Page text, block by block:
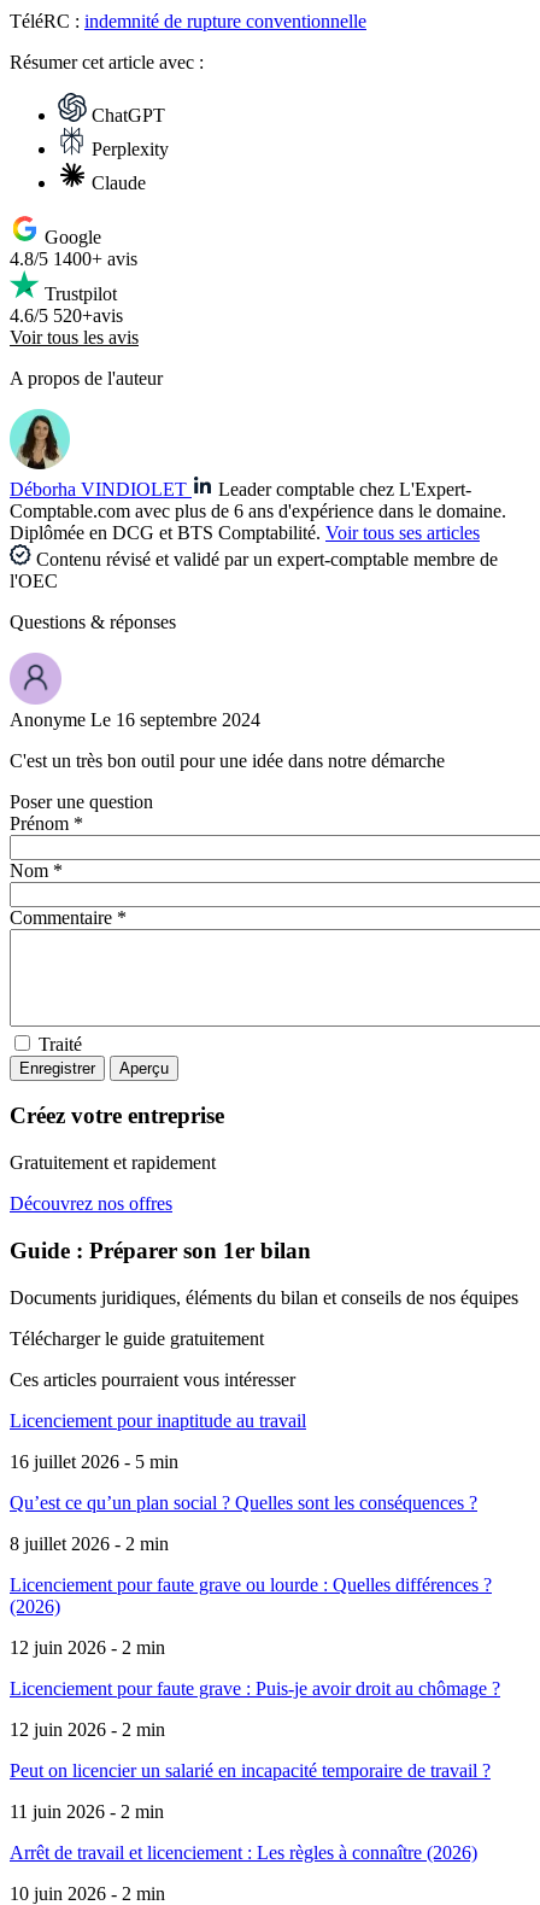
TéléRC : indemnité de rupture conventionnelle
Résumercet article avec :
ChatGPT
Perplexity
Claude
Google
4.8/5 1400+ avis
Trustpilot
4.6/5 520+avis
Voir tous les avis
A propos de l'auteur
Déborha VINDIOLET
Leader comptable chez L'Expert-
Comptable.com avec plus de 6 ans d'expérience dans le domaine.
Diplômée en DCG et BTS Comptabilité. Voir tous ses articles
Contenu révisé et validé par un expert-comptable membre de
l'OEC
Questions & réponses
Anonyme Le 16 septembre 2024
C'est un très bon outil pour une idée dans notre démarche
Poser une question
Prénom *
Nom *
Commentaire *
Traité
Créez votre entreprise
Gratuitement et rapidement
Découvrez nos offres
Guide : Préparer son 1er bilan
Documents juridiques, éléments du bilan et conseils de nos équipes
Télécharger le guide gratuitement
Ces articles pourraient vous intéresser
Licenciement pour inaptitude au travail
16 juillet 2026 - 5 min
Qu’est ce qu’un plan social ? Quelles sont les conséquences ?
8 juillet 2026 - 2 min
Licenciement pour faute grave ou lourde : Quelles différences ?
(2026)
12 juin 2026 - 2 min
Licenciement pour faute grave : Puis-je avoir droit au chômage ?
12 juin 2026 - 2 min
Peut on licencier un salarié en incapacité temporaire de travail ?
11 juin 2026 - 2 min
Arrêt de travail et licenciement : Les règles à connaître (2026)
10 juin 2026 - 2 min